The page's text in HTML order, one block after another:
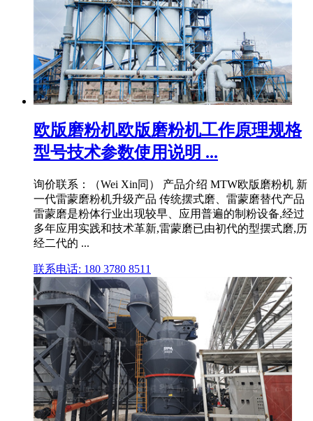
欧版磨粉机欧版磨粉机工作原理规格
型号技术参数使用说明 ...
询价联系：（Wei Xin同） 产品介绍 MTW欧版磨粉机 新
一代雷蒙磨粉机升级产品 传统摆式磨、雷蒙磨替代产品
雷蒙磨是粉体行业出现较早、应用普遍的制粉设备,经过
多年应用实践和技术革新,雷蒙磨已由初代的型摆式磨,历
经二代的 ...
联系电话: 180 3780 8511